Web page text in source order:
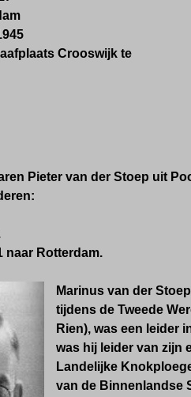
Crooswijk te
Pieter van der Stoep uit
naar Rotterdam.
Marinus van der
tijdens de Tweede
Rien), was een leider
was hij leider van zijn
Landelijke
van de Binnenlandse